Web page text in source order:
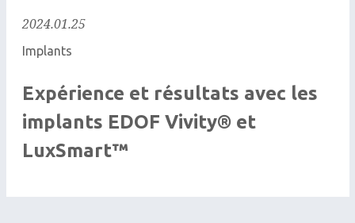
2024.01.25
Implants
Expérience et résultats avec les
implants EDOF Vivity® et
LuxSmart™